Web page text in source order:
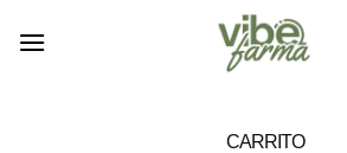
CARRITO